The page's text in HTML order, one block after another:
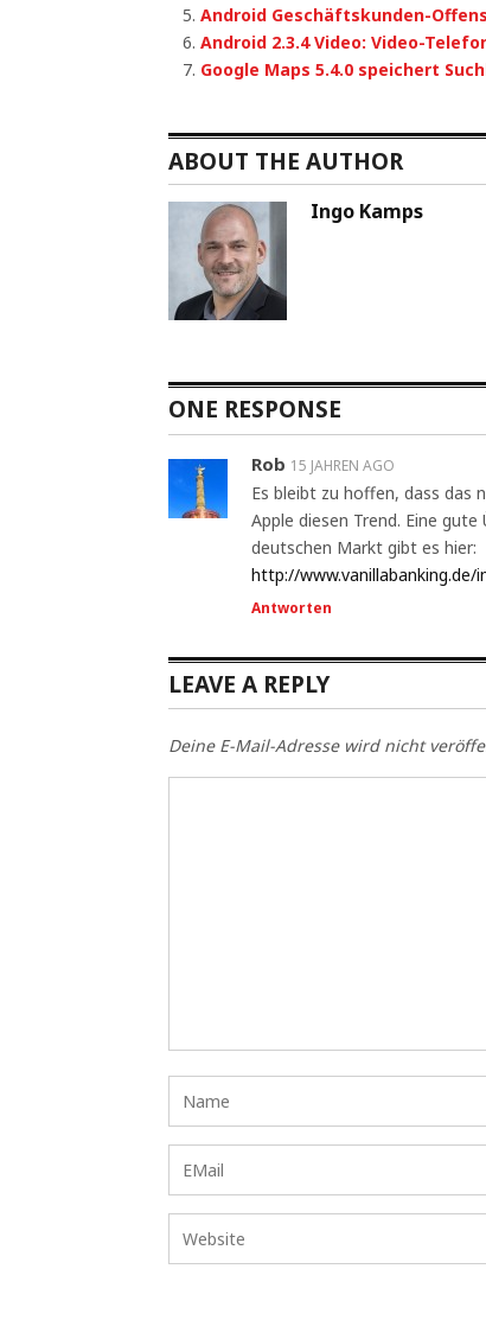
Android Geschäftskunden-
Android 2.3.4 Video: Video-
Google Maps 5.4.0 speichert
ABOUT THE AUTHOR
Ingo Kamps
ONE RESPONSE
Rob 15 JAHREN AGO
Es bleibt zu hoffen, dass
Apple diesen Trend. Eine
deutschen Markt gibt es hier:
http://
Antworten
LEAVE A REPLY
Deine E-Mail-Adresse wird nicht